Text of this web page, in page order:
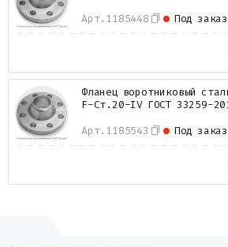
Арт. 1185448 Под заказ
Арт. 1185543 Под заказ
Фланец воротниковый
F-Ст.20-IV ГОСТ 33259-